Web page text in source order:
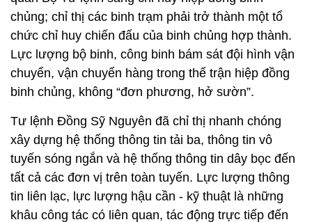
binh chủng, không “đơn phương, hở sườn”.
Tư lệnh Đồng Sỹ Nguyên đã chỉ thị nhanh chóng
xây dựng hệ thống thông tin tải ba, thông tin vô
tuyến sóng ngắn và hệ thống thông tin dây bọc đến
tất cả các đơn vị trên toàn tuyến. Lực lượng thông
tin liên lạc, lực lượng hậu cần - kỹ thuật là những
khâu công tác có liên quan, tác động trực tiếp đến
hành động kiên quyết và liên tục tiến công của lực
lượng vận tải, do vậy, đồng chí yêu cầu các lực
lượng phải sáng tạo ra những biện pháp thích hợp
để làm cho thông tin liên lạc thông suốt, làm cho bộ